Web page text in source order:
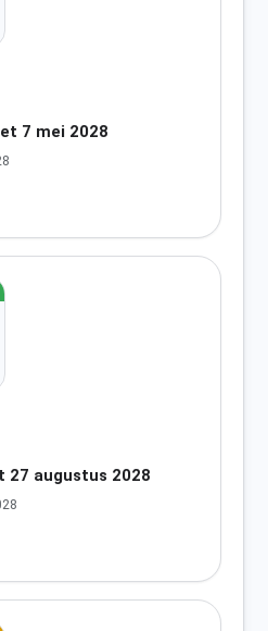
7 mei 2028
27 augustus 2028